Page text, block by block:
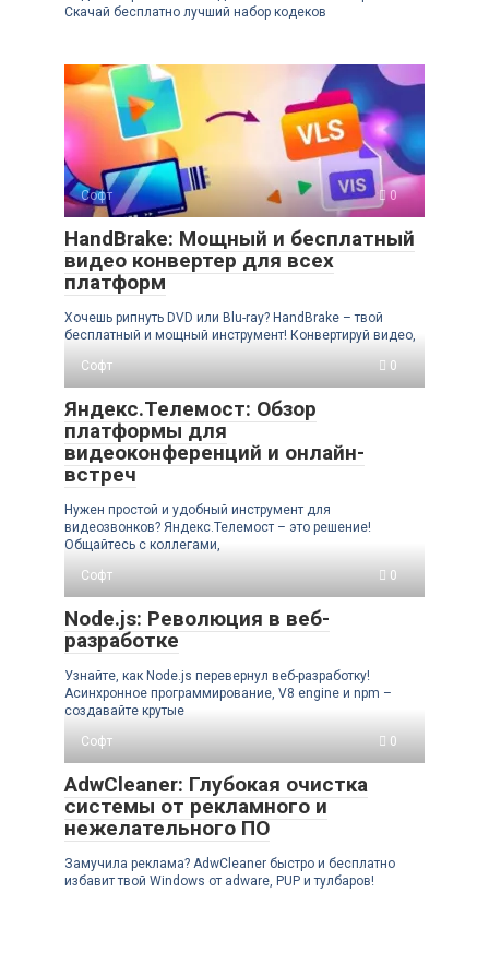
Скачай бесплатно лучший набор кодеков
Софт 0
HandBrake: Мощный и бесплатный
видео конвертер для всех
платформ
Хочешь рипнуть DVD или Blu-ray? HandBrake – твой
бесплатный и мощный инструмент! Конвертируй видео,
Софт
0
Яндекс.Телемост: Обзор
платформы для
видеоконференций и онлайн-
встреч
Нужен простой и удобный инструмент для
видеозвонков? Яндекс.Телемост – это решение!
Общайтесь с коллегами,
Софт
0
Node.js: Революция в веб-
разработке
Узнайте, как Node.js перевернул веб-разработку!
Асинхронное программирование, V8 engine и npm –
создавайте крутые
Софт
0
AdwCleaner: Глубокая очистка
системы от рекламного и
нежелательного ПО
Замучила реклама? AdwCleaner быстро и бесплатно
избавит твой Windows от adware, PUP и тулбаров!